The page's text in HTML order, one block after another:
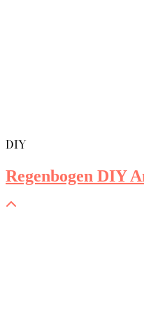
DIY
Regenbogen DIY